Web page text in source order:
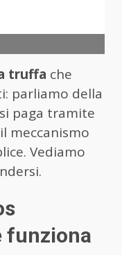
truffa che
parliamo della
paga tramite
meccanismo
Vediamo
funziona